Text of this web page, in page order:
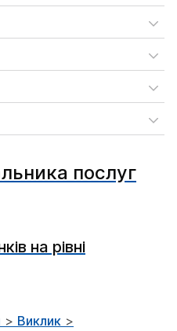
послуг
на рівні
> Виклик >